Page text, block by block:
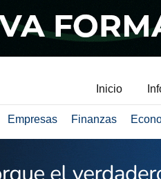
Inicio
Empresas Finanzas